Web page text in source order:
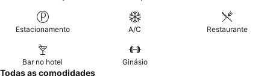
Estacionamento A/C Restaurante
Bar no hotel Ginásio
Todas as comodidades